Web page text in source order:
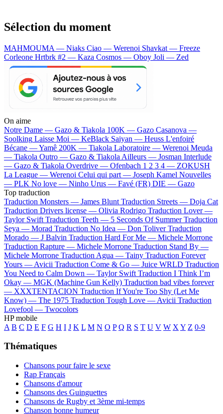
Sélection du moment
MAHMOUMA — Niaks Ciao — Werenoi Shavkat — Freeze
Corleone Hrtbrk #2 — Kaza Cosmos — Oboy Joli — Zed
On aime
Notre Dame — Gazo & Tiakola 100K — Gazo Casanova —
Soolking Laisse Moi — KeBlack Saiyan — Heuss L'enfoiré
Bécane —Yamê 200K — Tiakola Laboratoire — Werenoi Meuda
— Tiakola Outro — Gazo & Tiakola Ailleurs — Josman Interlude
— Gazo & Tiakola Overdrive — Ofenbach 1 2 3 4 — ZOKUSH
La League — Werenoi Celui qui part — Joseph Kamel Nouvelles
— PLK No love — Ninho Urus — Favé (FR) DIE — Gazo
Top traduction
Traduction Monsters — James Blunt Traduction Streets — Doja Cat
Traduction Drivers license — Olivia Rodrigo Traduction Lover —
Taylor Swift Traduction Teeth — 5 Seconds Of Summer Traduction
Seya — Morad Traduction No Idea — Don Toliver Traduction
Morado — J Balvin Traduction Hard For Me — Michele Morrone
Traduction Rapture — Michele Morrone Traduction Stand By —
Michele Morrone Traduction Agua — Tainy Traduction Forever
Yours — Avicii Traduction Come & Go — Juice WRLD Traduction
You Need to Calm Down — Taylor Swift Traduction I Think I’m
Okay — MGK (Machine Gun Kelly) Traduction bad vibes forever
— XXXTENTACION Traduction If You're Too Shy (Let Me
Know) — The 1975 Traduction Tough Love — Avicii Traduction
Lovefool — Twocolors
HP mobile
A B C D E F G H I J K L M N O P Q R S T U V W X Y Z 0-9
Thématiques
Chansons pour faire le sexe
Rap Français
Chansons d'amour
Chansons des Guinguettes
Chansons de Rugby et 3ème mi-temps
Chanson bonne humeur